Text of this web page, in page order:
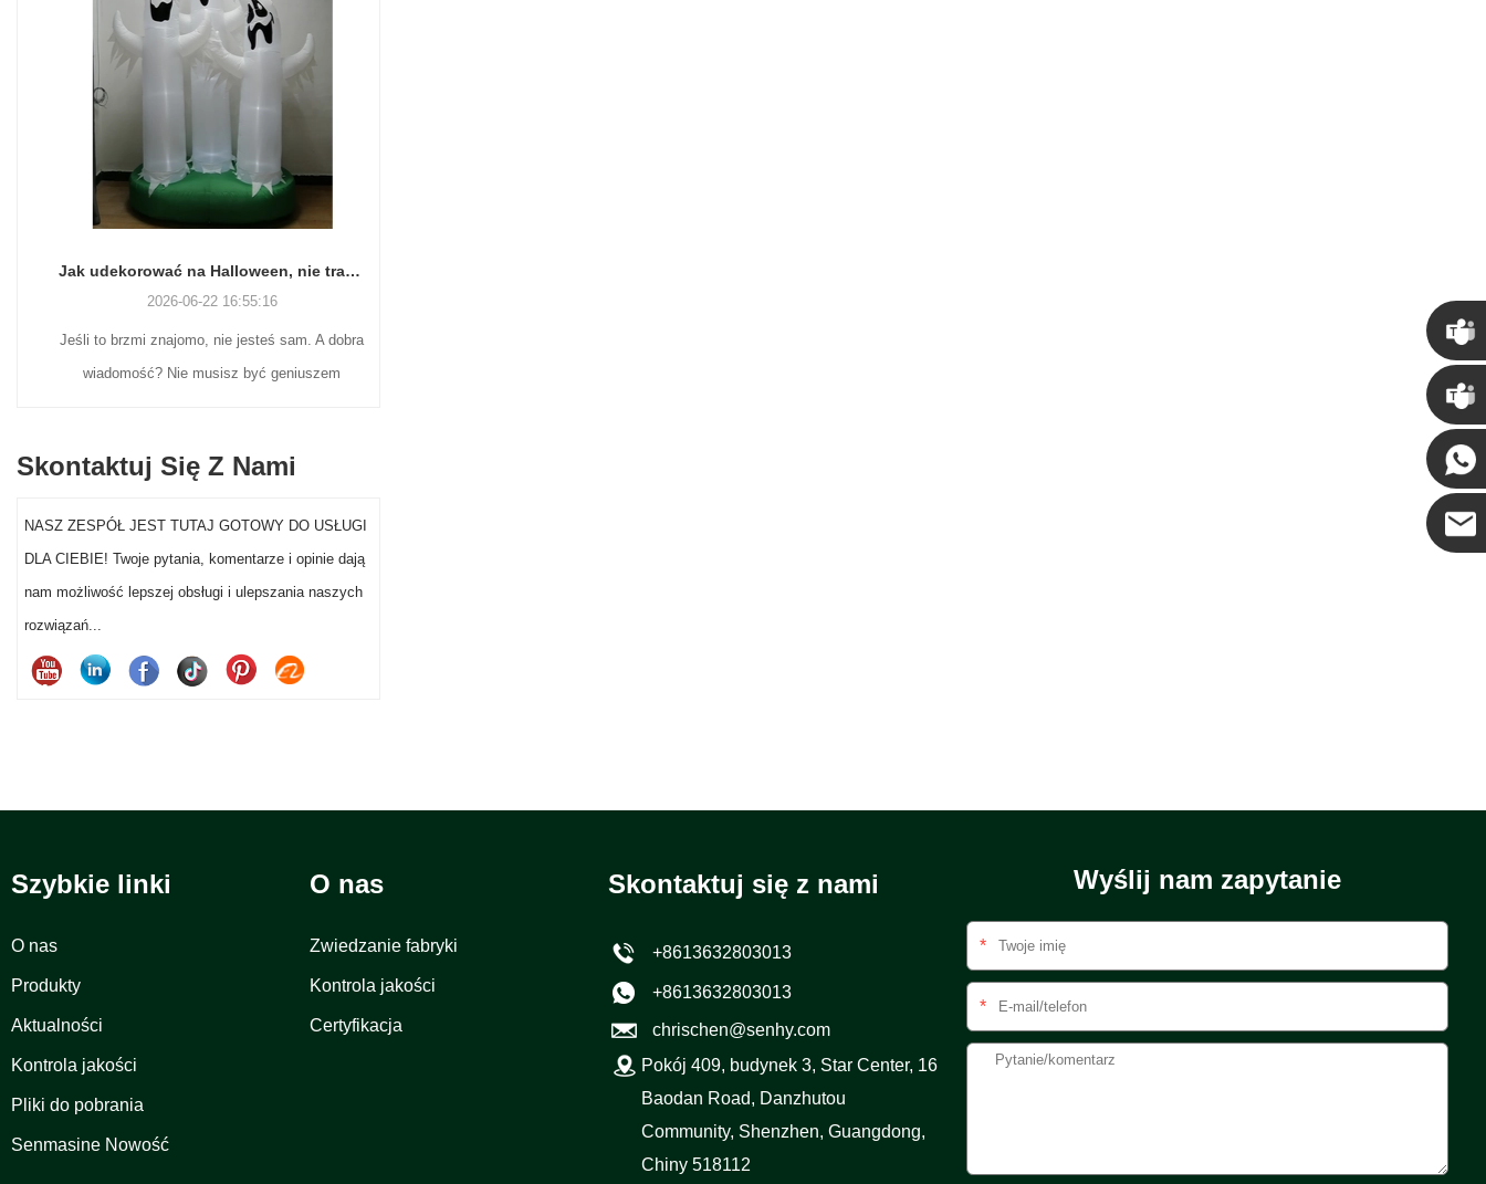
Jak udekorować na Halloween, nie tracąc zmysłów (ani weekendu)
2026-06-22 16:55:16
Jeśli to brzmi znajomo, nie jesteś sam. A dobra
wiadomość? Nie musisz być geniuszem
naprawdę wyróżniały się w tym roku.
Skontaktuj Się Z Nami
NASZ ZESPÓŁ JEST TUTAJ GOTOWY DO USŁUGI
DLA CIEBIE! Twoje pytania, komentarze i opinie dają
nam możliwość lepszej obsługi i ulepszania naszych
rozwiązań...
Szybkie linki
O nas
Produkty
Aktualności
Kontrola jakości
Pliki do pobrania
Senmasine Nowość
O nas
Zwiedzanie fabryki
Kontrola jakości
Certyfikacja
Skontaktuj się z nami
+8613632803013
+8613632803013
chrischen@senhy.com
Pokój 409, budynek 3, Star Center, 16
Baodan Road, Danzhutou
Community, Shenzhen, Guangdong,
Chiny 518112
Wyślij nam zapytanie
*
*
Chris
Kenny